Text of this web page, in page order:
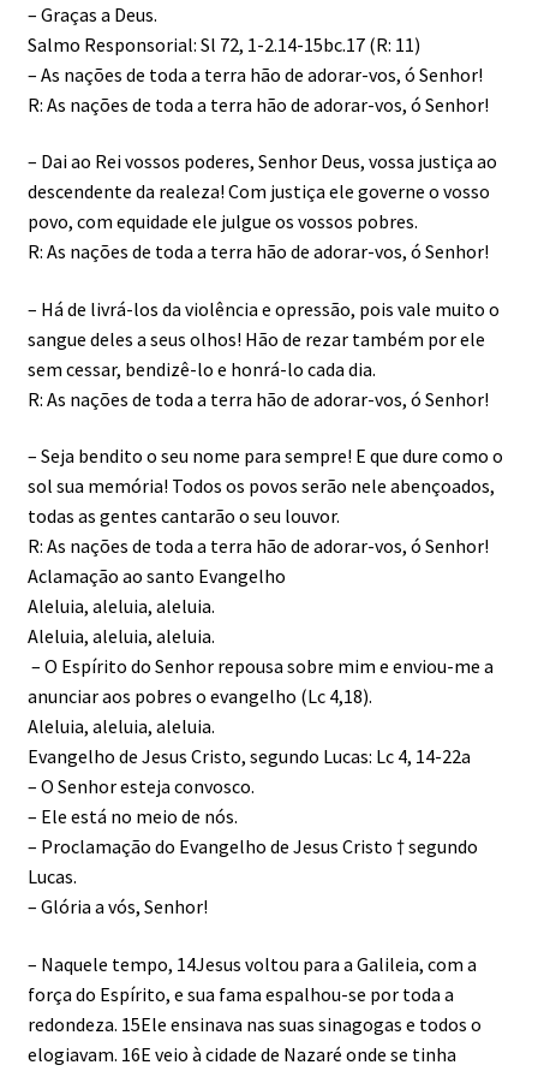
– Graças a Deus.
Salmo Responsorial: Sl 72, 1-2.14-15bc.17 (R: 11)
– As nações de toda a terra hão de adorar-vos, ó Senhor!
R: As nações de toda a terra hão de adorar-vos, ó Senhor!
– Dai ao Rei vossos poderes, Senhor Deus, vossa justiça ao
descendente da realeza! Com justiça ele governe o vosso
povo, com equidade ele julgue os vossos pobres.
R: As nações de toda a terra hão de adorar-vos, ó Senhor!
– Há de livrá-los da violência e opressão, pois vale muito o
sangue deles a seus olhos! Hão de rezar também por ele
sem cessar, bendizê-lo e honrá-lo cada dia.
R: As nações de toda a terra hão de adorar-vos, ó Senhor!
– Seja bendito o seu nome para sempre! E que dure como o
sol sua memória! Todos os povos serão nele abençoados,
todas as gentes cantarão o seu louvor.
R: As nações de toda a terra hão de adorar-vos, ó Senhor!
Aclamação ao santo Evangelho
Aleluia, aleluia, aleluia.
Aleluia, aleluia, aleluia.
– O Espírito do Senhor repousa sobre mim e enviou-me a
anunciar aos pobres o evangelho (Lc 4,18).
Aleluia, aleluia, aleluia.
Evangelho de Jesus Cristo, segundo Lucas: Lc 4, 14-22a
– O Senhor esteja convosco.
– Ele está no meio de nós.
– Proclamação do Evangelho de Jesus Cristo † segundo
Lucas.
– Glória a vós, Senhor!
– Naquele tempo, 14Jesus voltou para a Galileia, com a
força do Espírito, e sua fama espalhou-se por toda a
redondeza. 15Ele ensinava nas suas sinagogas e todos o
elogiavam. 16E veio à cidade de Nazaré onde se tinha